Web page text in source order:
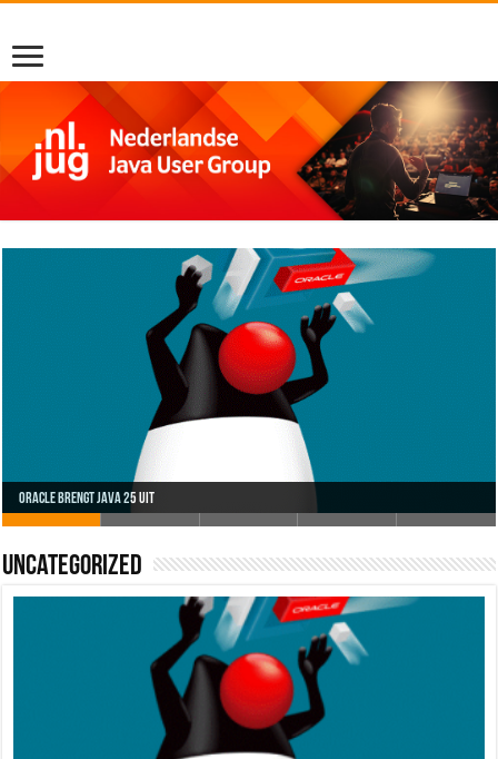
Oracle brengt Java 25 uit
Java 17
Java Magazine 2024 #4
Nieuwe community manager Simon!
J-Fall 2024
Uncategorized